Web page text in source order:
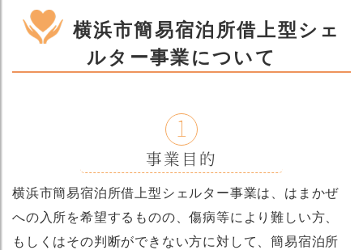
横浜市簡易宿泊所借上型シェ
ルター事業について
1
事業目的
横浜市簡易宿泊所借上型シェルター事業は、はまかぜ
への入所を希望するものの、傷病等により難しい方、
もしくはその判断ができない方に対して、簡易宿泊所